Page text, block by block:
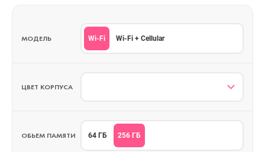
МОДЕЛЬ Wi-Fi Wi-Fi + Cellular
ЦВЕТ КОРПУСА
ОБЬЕМ ПАМЯТИ 64 ГБ 256 ГБ